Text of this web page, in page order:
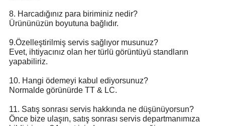
8. Harcadığınız para biriminiz nedir?
Ürününüzün boyutuna bağlıdır.
9.Özelleştirilmiş servis sağlıyor musunuz?
Evet, ihtiyacınız olan her türlü görüntüyü standların
yapabiliriz.
10. Hangi ödemeyi kabul ediyorsunuz?
Normalde görünürde TT & LC.
11. Satış sonrası servis hakkında ne düşünüyorsun?
Önce bize ulaşın, satış sonrası servis departmanımıza